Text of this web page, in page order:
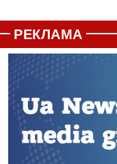
РЕКЛАМА